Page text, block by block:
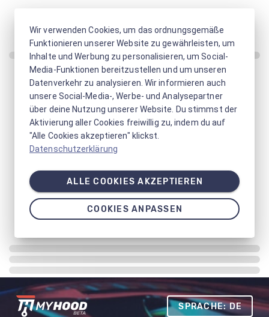
SPRACHE: DE
Wir verwenden Cookies, um das ordnungsgemäße
Funktionieren unserer Website zu gewährleisten, um
Inhalte und Werbung zu personalisieren, um Social-
Media-Funktionen bereitzustellen und um unseren
Datenverkehr zu analysieren. Wir informieren auch
unsere Social-Media-, Werbe- und Analysepartner
über deine Nutzung unserer Website. Du stimmst der
Aktivierung aller Cookies freiwillig zu, indem du auf
"Alle Cookies akzeptieren" klickst.
Datenschutzerklärung
ALLE COOKIES AKZEPTIEREN
COOKIES ANPASSEN